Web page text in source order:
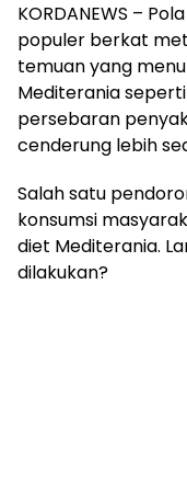
KORDANEWS –
populer berkat
temuan yang
Mediterania
persebaran
cenderung lebih
Salah satu
konsumsi
diet Mediterania.
dilakukan?